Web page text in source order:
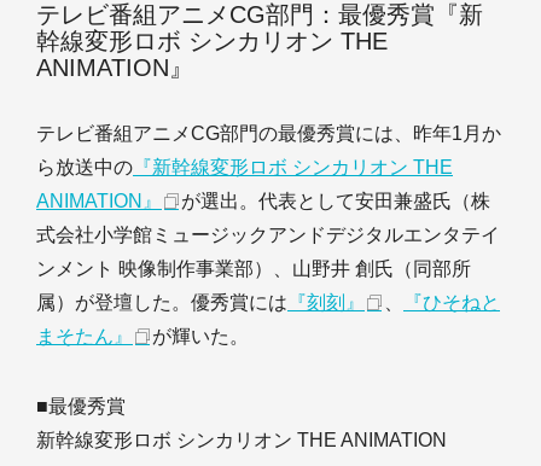
テレビ番組アニメCG部門：最優秀賞『新
幹線変形ロボ シンカリオン THE
ANIMATION』
テレビ番組アニメCG部門の最優秀賞には、昨年1月か
ら放送中の 『新幹線変形ロボ シンカリオン THE
ANIMATION』
が選出。代表として安田兼盛氏（株
式会社小学館ミュージックアンドデジタルエンタテイ
ンメント 映像制作事業部）、山野井 創氏（同部所
属）が登壇した。優秀賞には 『刻刻』 、
『ひそねと
まそたん』
が輝いた。
■最優秀賞
新幹線変形ロボ シンカリオン THE ANIMATION